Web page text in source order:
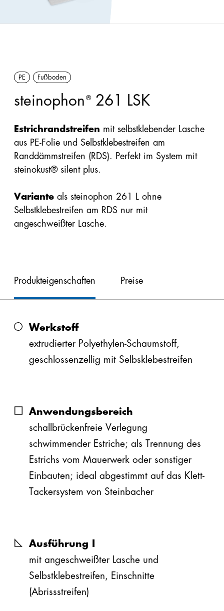
Förderungen
Sortimentsliste
Innendämmung
Sonstige:
Formen,
Flocken,
Ladungsträger
Snowfarming
Alle
Automatenplatten
PU
Steinwolle
PE Fußboden
steinophon ®261 LSK
Estrichrandstreifen mit selbstklebender Lasche
aus PE-Folie und Selbstklebestreifen am
Randdämmstreifen (RDS). Perfekt im System mit
steinokust® silent plus.
Variante als steinophon 261 L ohne
Selbstklebestreifen am RDS nur mit
angeschweißter Lasche.
Produkteigenschaften Preise
Werkstoff
extrudierter Polyethylen-Schaumstoff,
geschlossenzellig mit Selbsklebestreifen
Anwendungsbereich
schallbrückenfreie Verlegung
schwimmender Estriche; als Trennung des
Estrichs vom Mauerwerk oder sonstiger
Einbauten; ideal abgestimmt auf das Klett-
Tackersystem von Steinbacher
Ausführung I
mit angeschweißter Lasche und
Selbstklebestreifen, Einschnitte
(Abrissstreifen)
ZUR PREISÜBERSICHT
Kundenservice
kundenservice@steinbacher.at +43 5352 700
ALLE ANSPRECHPARTNER
steinophon
PE-Estrichrandstreifen (pdf,
129 kB)
Brandschutzanforderungen PE-Randstreifen
(pdf, 691 kB)